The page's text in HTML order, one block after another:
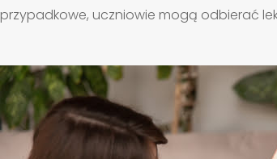
przypadkowe, uczniowie mogą odbierać